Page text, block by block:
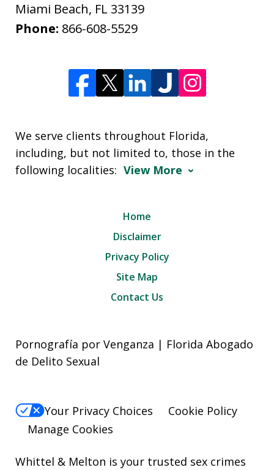
Miami Beach, FL 33139
Phone: 866-608-5529
We serve clients throughout Florida,
including, but not limited to, those in the
following localities: View More
Home
Disclaimer
Privacy Policy
Site Map
Contact Us
Pornografía por Venganza | Florida Abogado
de Delito Sexual
Your Privacy Choices
Cookie Policy
Manage Cookies
Whittel & Melton is your trusted sex crimes